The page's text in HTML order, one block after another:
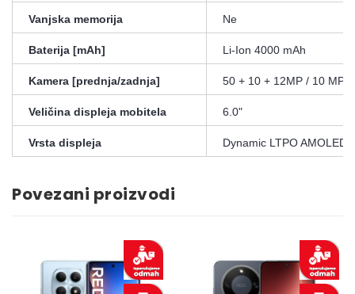
Vanjska memorija Ne
Baterija [mAh] Li-Ion 4000 mAh
Kamera [prednja/zadnja] 50 + 10 + 12MP / 10 MP
Veličina displeja mobitela 6.0"
Vrsta displeja Dynamic LTPO AMOLED
Povezani proizvodi